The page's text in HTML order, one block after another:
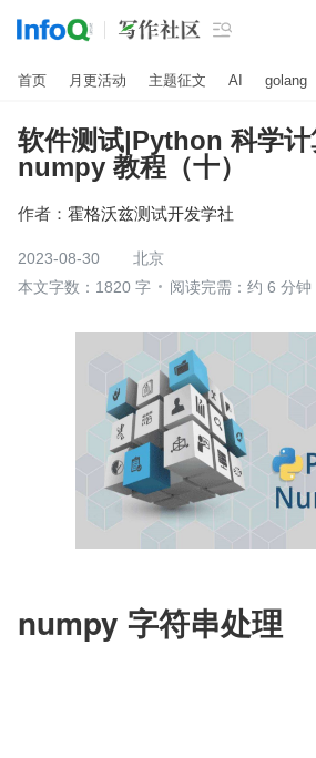

首页 月更活动 主题征文 AI golang
软件测试|Python 科学计
numpy 教程（十）
作者： 霍格沃兹测试开发学社
2023-08-30
北京
本文字数：1820 字
阅读完需：约 6 分钟
numpy 字符串处理